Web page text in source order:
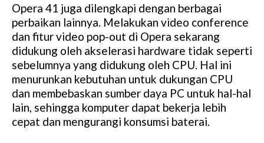
Opera 41 juga dilengkapi dengan berbagai
perbaikan lainnya. Melakukan video conference
dan fitur video pop-out di Opera sekarang
didukung oleh akselerasi hardware tidak seperti
sebelumnya yang didukung oleh CPU. Hal ini
menurunkan kebutuhan untuk dukungan CPU
dan membebaskan sumber daya PC untuk hal-hal
lain, sehingga komputer dapat bekerja lebih
cepat dan mengurangi konsumsi baterai.